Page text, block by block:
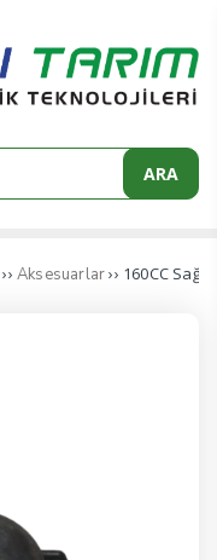
ARA
››Aksesuarlar›› 160CC